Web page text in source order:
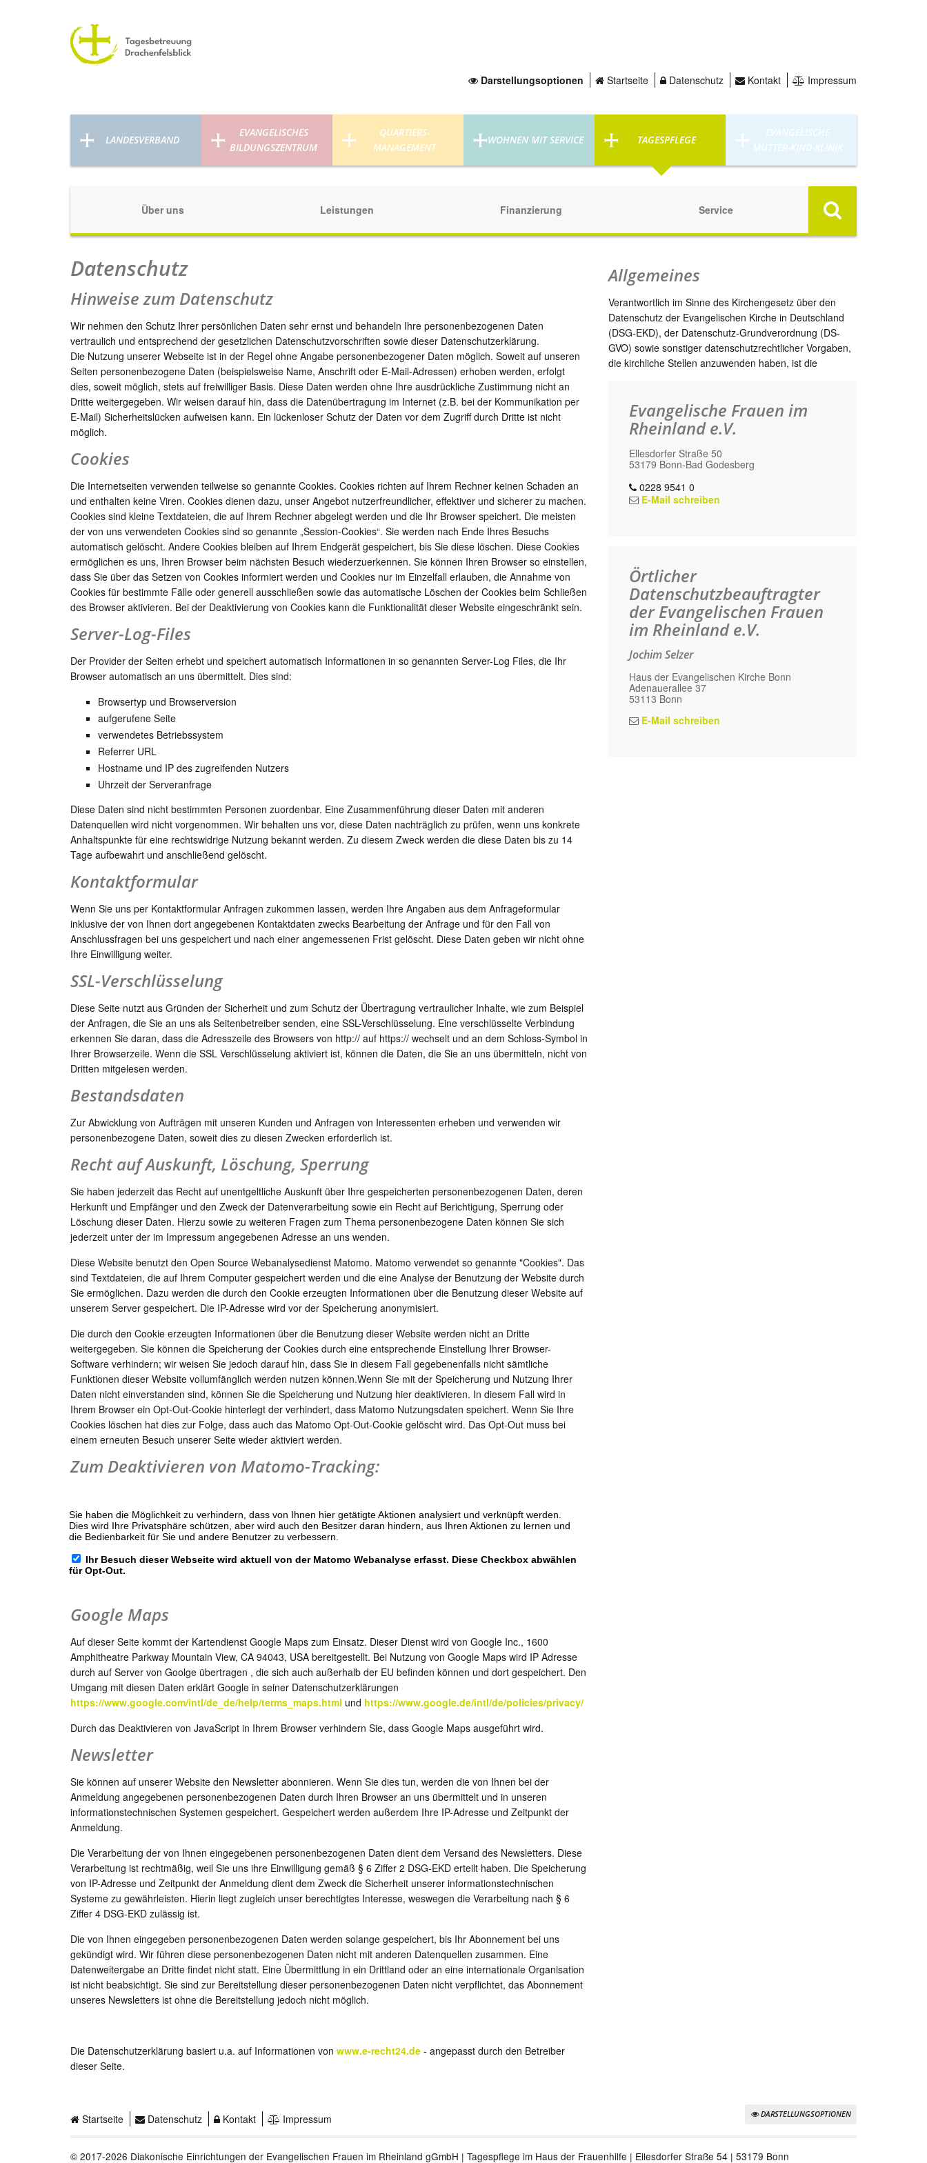
Darstellungsoptionen Startseite Datenschutz Kontakt Impressum
LANDESVERBAND
EVANGELISCHES
BILDUNGSZENTRUM
QUARTIERS-
MANAGEMENT
WOHNEN MIT SERVICE TAGESPFLEGE
EVANGELISCHE
MUTTER-KIND-KLINIK
Über uns Leistungen Finanzierung Service
Datenschutz
Hinweise zum Datenschutz
Wir nehmen den Schutz Ihrer persönlichen Daten sehr ernst und behandeln Ihre personenbezogenen Daten
vertraulich und entsprechend der gesetzlichen Datenschutzvorschriften sowie dieser Datenschutzerklärung.
Die Nutzung unserer Webseite ist in der Regel ohne Angabe personenbezogener Daten möglich. Soweit auf unseren
Seiten personenbezogene Daten (beispielsweise Name, Anschrift oder E-Mail-Adressen) erhoben werden, erfolgt
dies, soweit möglich, stets auf freiwilliger Basis. Diese Daten werden ohne Ihre ausdrückliche Zustimmung nicht an
Dritte weitergegeben. Wir weisen darauf hin, dass die Datenübertragung im Internet (z.B. bei der Kommunikation per
E-Mail) Sicherheitslücken aufweisen kann. Ein lückenloser Schutz der Daten vor dem Zugriff durch Dritte ist nicht
möglich.
Cookies
Die Internetseiten verwenden teilweise so genannte Cookies. Cookies richten auf Ihrem Rechner keinen Schaden an
und enthalten keine Viren. Cookies dienen dazu, unser Angebot nutzerfreundlicher, effektiver und sicherer zu machen.
Cookies sind kleine Textdateien, die auf Ihrem Rechner abgelegt werden und die Ihr Browser speichert. Die meisten
der von uns verwendeten Cookies sind so genannte „Session-Cookies“. Sie werden nach Ende Ihres Besuchs
automatisch gelöscht. Andere Cookies bleiben auf Ihrem Endgerät gespeichert, bis Sie diese löschen. Diese Cookies
ermöglichen es uns, Ihren Browser beim nächsten Besuch wiederzuerkennen. Sie können Ihren Browser so einstellen,
dass Sie über das Setzen von Cookies informiert werden und Cookies nur im Einzelfall erlauben, die Annahme von
Cookies für bestimmte Fälle oder generell ausschließen sowie das automatische Löschen der Cookies beim Schließen
des Browser aktivieren. Bei der Deaktivierung von Cookies kann die Funktionalität dieser Website eingeschränkt sein.
Server-Log-Files
Der Provider der Seiten erhebt und speichert automatisch Informationen in so genannten Server-Log Files, die Ihr
Browser automatisch an uns übermittelt. Dies sind:
Browsertyp und Browserversion
aufgerufene Seite
verwendetes Betriebssystem
Referrer URL
Hostname und IP des zugreifenden Nutzers
Uhrzeit der Serveranfrage
Diese Daten sind nicht bestimmten Personen zuordenbar. Eine Zusammenführung dieser Daten mit anderen
Datenquellen wird nicht vorgenommen. Wir behalten uns vor, diese Daten nachträglich zu prüfen, wenn uns konkrete
Anhaltspunkte für eine rechtswidrige Nutzung bekannt werden. Zu diesem Zweck werden die diese Daten bis zu 14
Tage aufbewahrt und anschließend gelöscht.
Kontaktformular
Wenn Sie uns per Kontaktformular Anfragen zukommen lassen, werden Ihre Angaben aus dem Anfrageformular
inklusive der von Ihnen dort angegebenen Kontaktdaten zwecks Bearbeitung der Anfrage und für den Fall von
Anschlussfragen bei uns gespeichert und nach einer angemessenen Frist gelöscht. Diese Daten geben wir nicht ohne
Ihre Einwilligung weiter.
SSL-Verschlüsselung
Diese Seite nutzt aus Gründen der Sicherheit und zum Schutz der Übertragung vertraulicher Inhalte, wie zum Beispiel
der Anfragen, die Sie an uns als Seitenbetreiber senden, eine SSL-Verschlüsselung. Eine verschlüsselte Verbindung
erkennen Sie daran, dass die Adresszeile des Browsers von http:// auf https:// wechselt und an dem Schloss-Symbol in
Ihrer Browserzeile. Wenn die SSL Verschlüsselung aktiviert ist, können die Daten, die Sie an uns übermitteln, nicht von
Dritten mitgelesen werden.
Bestandsdaten
Zur Abwicklung von Aufträgen mit unseren Kunden und Anfragen von Interessenten erheben und verwenden wir
personenbezogene Daten, soweit dies zu diesen Zwecken erforderlich ist.
Recht auf Auskunft, Löschung, Sperrung
Sie haben jederzeit das Recht auf unentgeltliche Auskunft über Ihre gespeicherten personenbezogenen Daten, deren
Herkunft und Empfänger und den Zweck der Datenverarbeitung sowie ein Recht auf Berichtigung, Sperrung oder
Löschung dieser Daten. Hierzu sowie zu weiteren Fragen zum Thema personenbezogene Daten können Sie sich
jederzeit unter der im Impressum angegebenen Adresse an uns wenden.
Diese Website benutzt den Open Source Webanalysedienst Matomo. Matomo verwendet so genannte "Cookies". Das
sind Textdateien, die auf Ihrem Computer gespeichert werden und die eine Analyse der Benutzung der Website durch
Sie ermöglichen. Dazu werden die durch den Cookie erzeugten Informationen über die Benutzung dieser Website auf
unserem Server gespeichert. Die IP-Adresse wird vor der Speicherung anonymisiert.
Die durch den Cookie erzeugten Informationen über die Benutzung dieser Website werden nicht an Dritte
weitergegeben. Sie können die Speicherung der Cookies durch eine entsprechende Einstellung Ihrer Browser-
Software verhindern; wir weisen Sie jedoch darauf hin, dass Sie in diesem Fall gegebenenfalls nicht sämtliche
Funktionen dieser Website vollumfänglich werden nutzen können.Wenn Sie mit der Speicherung und Nutzung Ihrer
Daten nicht einverstanden sind, können Sie die Speicherung und Nutzung hier deaktivieren. In diesem Fall wird in
Ihrem Browser ein Opt-Out-Cookie hinterlegt der verhindert, dass Matomo Nutzungsdaten speichert. Wenn Sie Ihre
Cookies löschen hat dies zur Folge, dass auch das Matomo Opt-Out-Cookie gelöscht wird. Das Opt-Out muss bei
einem erneuten Besuch unserer Seite wieder aktiviert werden.
Zum Deaktivieren von Matomo-Tracking:
Google Maps
Auf dieser Seite kommt der Kartendienst Google Maps zum Einsatz. Dieser Dienst wird von Google Inc., 1600
Amphitheatre Parkway Mountain View, CA 94043, USA bereitgestellt. Bei Nutzung von Google Maps wird IP Adresse
durch auf Server von Goolge übertragen , die sich auch außerhalb der EU befinden können und dort gespeichert. Den
Umgang mit diesen Daten erklärt Google in seiner Datenschutzerklärungen
https://www.google.com/intl/de_de/help/terms_maps.html und https://www.google.de/intl/de/policies/privacy/
Durch das Deaktivieren von JavaScript in Ihrem Browser verhindern Sie, dass Google Maps ausgeführt wird.
Newsletter
Sie können auf unserer Website den Newsletter abonnieren. Wenn Sie dies tun, werden die von Ihnen bei der
Anmeldung angegebenen personenbezogenen Daten durch Ihren Browser an uns übermittelt und in unseren
informationstechnischen Systemen gespeichert. Gespeichert werden außerdem Ihre IP-Adresse und Zeitpunkt der
Anmeldung.
Die Verarbeitung der von Ihnen eingegebenen personenbezogenen Daten dient dem Versand des Newsletters. Diese
Verarbeitung ist rechtmäßig, weil Sie uns ihre Einwilligung gemäß § 6 Ziffer 2 DSG-EKD erteilt haben. Die Speicherung
von IP-Adresse und Zeitpunkt der Anmeldung dient dem Zweck die Sicherheit unserer informationstechnischen
Systeme zu gewährleisten. Hierin liegt zugleich unser berechtigtes Interesse, weswegen die Verarbeitung nach § 6
Ziffer 4 DSG-EKD zulässig ist.
Die von Ihnen eingegeben personenbezogenen Daten werden solange gespeichert, bis Ihr Abonnement bei uns
gekündigt wird. Wir führen diese personenbezogenen Daten nicht mit anderen Datenquellen zusammen. Eine
Datenweitergabe an Dritte findet nicht statt. Eine Übermittlung in ein Drittland oder an eine internationale Organisation
ist nicht beabsichtigt. Sie sind zur Bereitstellung dieser personenbezogenen Daten nicht verpflichtet, das Abonnement
unseres Newsletters ist ohne die Bereitstellung jedoch nicht möglich.
Die Datenschutzerklärung basiert u.a. auf Informationen von www.e-recht24.de - angepasst durch den Betreiber
dieser Seite.
Allgemeines
Verantwortlich im Sinne des Kirchengesetz über den
Datenschutz der Evangelischen Kirche in Deutschland
(DSG-EKD), der Datenschutz-Grundverordnung (DS-
GVO) sowie sonstiger datenschutzrechtlicher Vorgaben,
die kirchliche Stellen anzuwenden haben, ist die
Evangelische Frauen im
Rheinland e.V.
Ellesdorfer Straße 50
53179 Bonn-Bad Godesberg
0228 9541 0
E-Mail schreiben
Örtlicher
Datenschutzbeauftragter
der Evangelischen Frauen
im Rheinland e.V.
Jochim Selzer
Haus der Evangelischen Kirche Bonn
Adenauerallee 37
53113 Bonn
E-Mail schreiben
Startseite Datenschutz Kontakt Impressum DARSTELLUNGSOPTIONEN
© 2017-2026 Diakonische Einrichtungen der Evangelischen Frauen im Rheinland gGmbH | Tagespflege im Haus der Frauenhilfe | Ellesdorfer Straße 54 | 53179 Bonn